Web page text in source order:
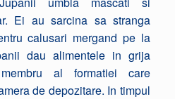
Ei au sarcina sa stranga
calusari mergand pe la
dau alimentele in grija
al formatiei care
de depozitare. In timpul